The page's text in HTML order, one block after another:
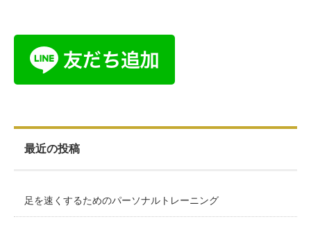
最近の投稿
足を速くするためのパーソナルトレーニング